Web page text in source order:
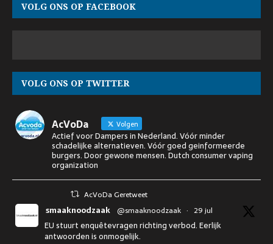
VOLG ONS OP FACEBOOK
VOLG ONS OP TWITTER
AcVoDa Volgen
Actief voor Dampers in Nederland. Vóór minder
schadelijke alternatieven. Vóór goed geinformeerde
burgers. Door gewone mensen. Dutch consumer vaping
organization
AcVoDa Geretweet
smaaknoodzaak @smaaknoodzaak · 29 jul
EU stuurt enquêtevragen richting verbod. Eerlijk
antwoorden is onmogelijk.